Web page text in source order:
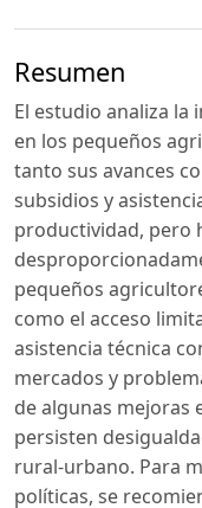
Resumen
El estudio analiza la
en los pequeños
tanto sus avances
subsidios y
productividad, pero
pequeños
como el acceso
asistencia técnica
mercados y
de algunas mejoras
persisten
rural-urbano. Para
políticas, se